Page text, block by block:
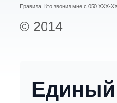
Правила Кто звонил мне с 050 XXX-
© 2014
Единый